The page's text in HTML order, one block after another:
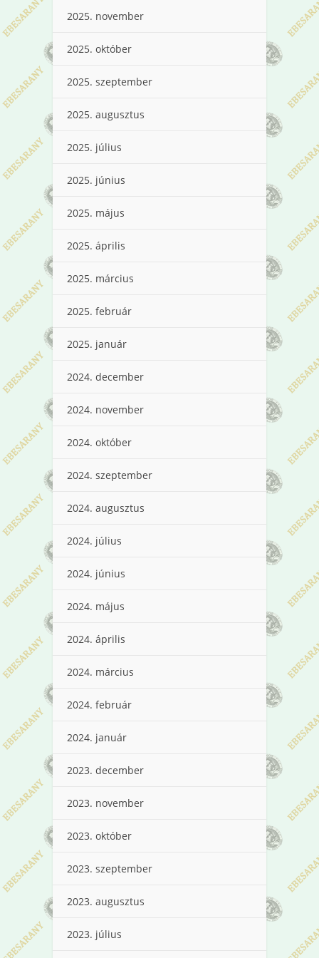
2025. november
2025. október
2025. szeptember
2025. augusztus
2025. július
2025. június
2025. május
2025. április
2025. március
2025. február
2025. január
2024. december
2024. november
2024. október
2024. szeptember
2024. augusztus
2024. július
2024. június
2024. május
2024. április
2024. március
2024. február
2024. január
2023. december
2023. november
2023. október
2023. szeptember
2023. augusztus
2023. július